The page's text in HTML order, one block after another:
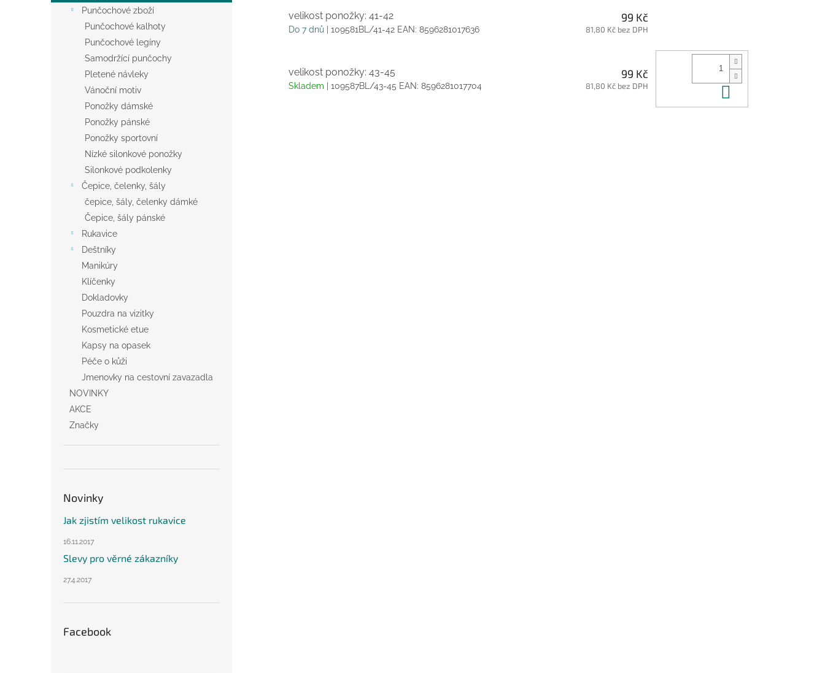
Punčochové zboží
Punčochové kalhoty
Punčochové legíny
Samodržící punčochy
Pletené návleky
Vánoční motiv
Ponožky dámské
Ponožky pánské
Ponožky sportovní
Nízké silonkové ponožky
Silonkové podkolenky
Čepice, čelenky, šály
čepice, šály, čelenky dámké
Čepice, šály pánské
Rukavice
Deštníky
Manikúry
Klíčenky
Dokladovky
Pouzdra na vizitky
Kosmetické etue
Kapsy na opasek
Péče o kůži
Jmenovky na cestovní zavazadla
NOVINKY
AKCE
Značky
Novinky
Jak zjistím velikost rukavice
16.11.2017
Slevy pro věrné zákazníky
27.4.2017
Facebook
velikost ponožky: 41-42
Do 7 dnů | 109581BL/41-42 EAN: 8596281017636
99 Kč
81,80 Kč bez DPH
velikost ponožky: 43-45
Skladem | 109587BL/43-45 EAN: 8596281017704
99 Kč
81,80 Kč bez DPH